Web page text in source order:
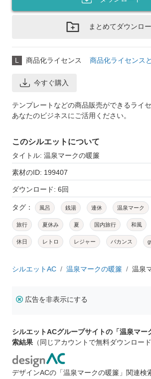
まとめてダウンロ
L 商品化ライセンス 商品化ライセンス
今すぐ購入
テンプレートなどの商品販売ができるライセ
あなたのビジネスにご活用ください。
このシルエットについて
タイトル: 温泉マークの暖簾
素材のID: 199407
ダウンロード: 6回
タグ： 風呂 銭湯 連休 温泉マーク
旅行 夏休み 夏 国内旅行 和風
休日 レトロ レジャー バカンス
シルエットAC 温泉マークの暖簾 温泉
広告を非表示にする
シルエットACグループサイトの「温泉マー
索結果 （同じアカウントで無料ダウンロー
デザインACの「温泉マークの暖簾」関連検